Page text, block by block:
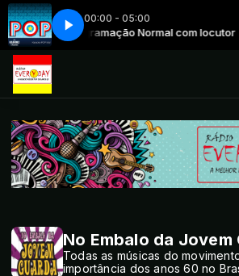
00:00 - 05:00
Programação Normal com locutor
The Ronettes - You Baby - 1964
No Embalo da Jovem
Todas as músicas do
importância dos anos 60 no